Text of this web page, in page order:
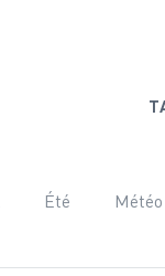
Été Météo